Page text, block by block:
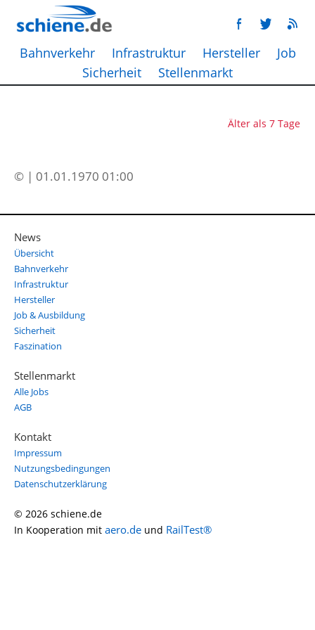
Bahnverkehr Infrastruktur Hersteller
Job
Sicherheit
Stellenmarkt
Älter als 7 Tage
© | 01.01.1970 01:00
News
Übersicht
Bahnverkehr
Infrastruktur
Hersteller
Job & Ausbildung
Sicherheit
Faszination
Stellenmarkt
Alle Jobs
AGB
Kontakt
Impressum
Nutzungsbedingungen
Datenschutzerklärung
© 2026 schiene.de
In Kooperation mit aero.de und RailTest®